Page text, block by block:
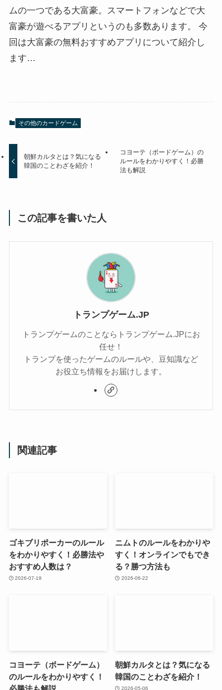
ムの一つである大富豪。スマートフォンなどで大
富豪が遊べるアプリというのも多数あります。 今
回は大富豪の無料おすすめアプリについて紹介し
ます…
その他のカードゲーム
朝鮮カルタとは？気になる
韓国のことわざを紹介！
コヨーテ（ボードゲーム）の
ルールをわかりやすく！必勝
法も解説
この記事を書いた人
トランプゲーム.JP
トランプゲームのことならトランプゲーム.JPにお
任せ！
トランプを使ったゲームのルールや、豆知識など
お役立ち情報をお届けします。
関連記事
ゴキブリポーカーのルール
をわかりやすく！必勝法や
おすすめ人数は？
2026-07-19
ニムトのルールをわかりや
すく！オンラインでもでき
る？勝つ方法も
2026-06-22
コヨーテ（ボードゲーム）
のルールをわかりやすく！
朝鮮カルタとは？気になる
韓国のことわざを紹介！
2026-05-06